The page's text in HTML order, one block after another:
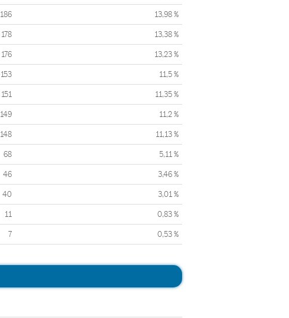
186 13,98 %
178 13,38 %
176 13,23 %
153 11,5 %
151 11,35 %
149 11,2 %
148 11,13 %
68 5,11 %
46 3,46 %
40 3,01 %
11 0,83 %
7 0,53 %